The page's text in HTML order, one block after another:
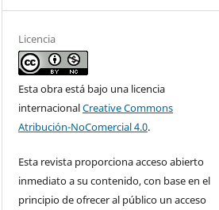
Licencia
Esta obra está bajo una licencia
internacionalCreative Commons
Atribución-NoComercial 4.0.
Esta revista proporciona acceso abierto
inmediato a su contenido, con base en el
principio de ofrecer al público un acceso